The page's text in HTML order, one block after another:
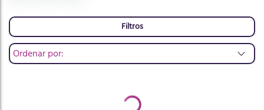
Filtros
Ordenar por:
antiguos primero